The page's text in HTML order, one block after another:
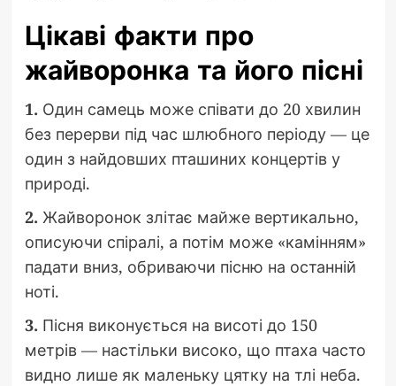
Цікаві факти про
жайворонка та його пісні
1. Один самець може співати до 20 хвилин
без перерви під час шлюбного періоду — це
один з найдовших пташиних концертів у
природі.
2. Жайворонок злітає майже вертикально,
описуючи спіралі, а потім може «камінням»
падати вниз, обриваючи пісню на останній
ноті.
3. Пісня виконується на висоті до 150
метрів — настільки високо, що птаха часто
видно лише як маленьку цятку на тлі неба.